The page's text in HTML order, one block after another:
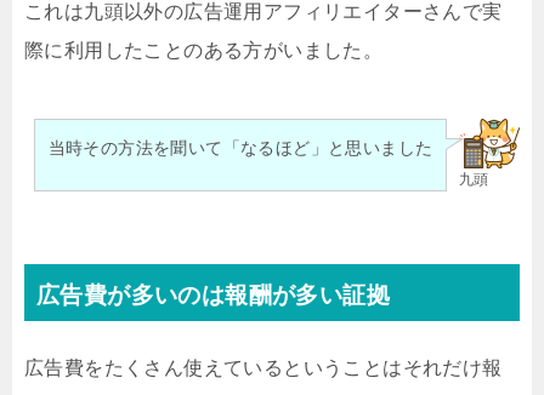
これは九頭以外の広告運用アフィリエイターさんで実
際に利用したことのある方がいました。
九頭
当時その方法を聞いて「なるほど」と思いました
広告費が多いのは報酬が多い証拠
広告費をたくさん使えているということはそれだけ報